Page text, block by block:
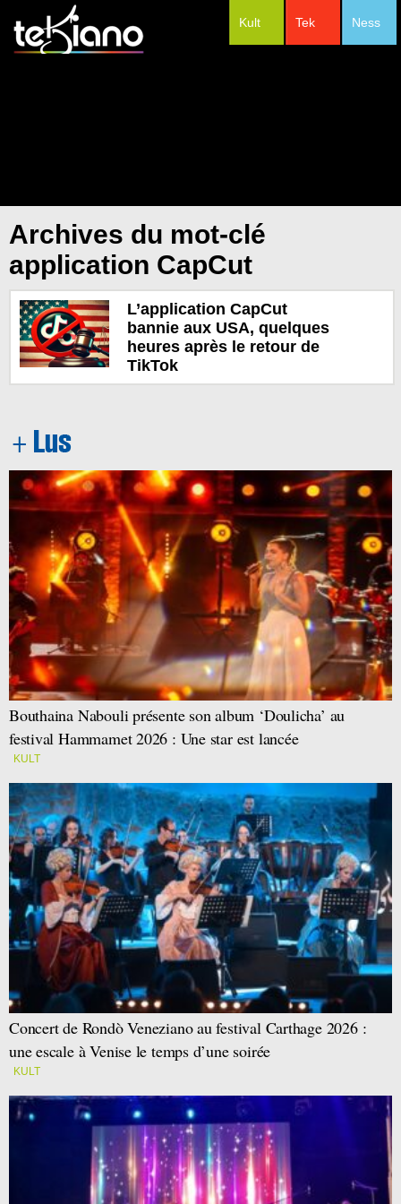
Ness
Tek
Kult
Archives du mot-clé
application CapCut
L’application CapCut
bannie aux USA, quelques
heures après le retour de
TikTok
Bouthaina Nabouli présente son album ‘Doulicha’ au
festival Hammamet 2026 : Une star est lancée
KULT
Concert de Rondò Veneziano au festival Carthage 2026 :
une escale à Venise le temps d’une soirée
KULT